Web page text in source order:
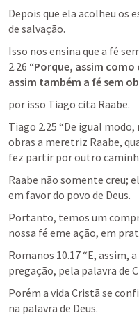
Depois que ela acolheu os
de salvação.
Isso nos ensina que a fé
2.26 “Porque, assim
assim também a fé sem
por isso Tiago cita Raabe.
Tiago 2.25 “De igual
obras a meretriz Raabe,
fez partir por outro
Raabe não somente creu;
em favor do povo de Deus.
Portanto, temos um
nossa fé eme ação, em
Romanos 10.17 “E, assim,
pregação, pela palavra de
Porém a vida Cristã se
na palavra de Deus.